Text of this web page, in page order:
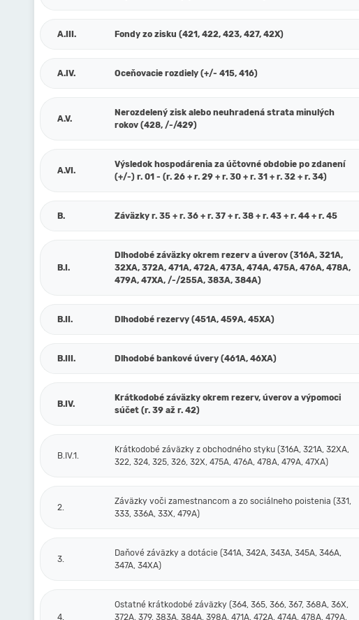
A.III. Fondy zo zisku (421, 422, 423, 427, 42X)
A.IV. Oceňovacie rozdiely (+/- 415, 416)
A.V.
Nerozdelený zisk alebo neuhradená strata minulých
rokov (428, /-/429)
A.VI.
Výsledok hospodárenia za účtovné obdobie po zdanení
(+/-) r. 01 - (r. 26 + r. 29 + r. 30 + r. 31 + r. 32 + r. 34)
B. Záväzky r. 35 + r. 36 + r. 37 + r. 38 + r. 43 + r. 44 + r. 45
B.I.
Dlhodobé záväzky okrem rezerv a úverov (316A, 321A,
32XA, 372A, 471A, 472A, 473A, 474A, 475A, 476A, 478A,
479A, 47XA, /-/255A, 383A, 384A)
B.II. Dlhodobé rezervy (451A, 459A, 45XA)
B.III. Dlhodobé bankové úvery (461A, 46XA)
B.IV.
Krátkodobé záväzky okrem rezerv, úverov a výpomoci
súčet (r. 39 až r. 42)
B.IV.1.
Krátkodobé záväzky z obchodného styku (316A, 321A, 32XA,
322, 324, 325, 326, 32X, 475A, 476A, 478A, 479A, 47XA)
2.
Záväzky voči zamestnancom a zo sociálneho poistenia (331,
333, 336A, 33X, 479A)
3.
Daňové záväzky a dotácie (341A, 342A, 343A, 345A, 346A,
347A, 34XA)
4.
Ostatné krátkodobé záväzky (364, 365, 366, 367, 368A, 36X,
372A, 379, 383A, 384A, 398A, 471A, 472A, 474A, 478A, 479A,